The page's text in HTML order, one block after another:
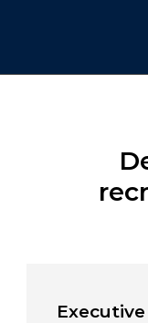
Executive